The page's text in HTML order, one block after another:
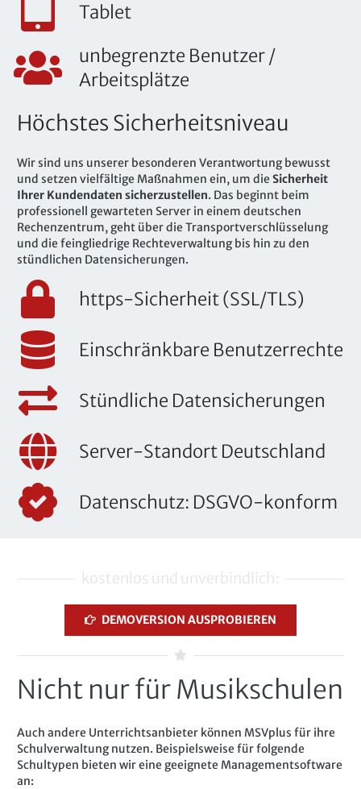
Tablet
unbegrenzte Benutzer /
Arbeitsplätze
Höchstes Sicherheitsniveau
Wir sind uns unserer besonderen Verantwortung bewusst
und setzen vielfältige Maßnahmen ein, um die Sicherheit
Ihrer Kundendaten sicherzustellen. Das beginnt beim
professionell gewarteten Server in einem deutschen
Rechenzentrum, geht über die Transportverschlüsselung
und die feingliedrige Rechteverwaltung bis hin zu den
stündlichen Datensicherungen.
https-Sicherheit (SSL/TLS)
Einschränkbare Benutzerrechte
Stündliche Datensicherungen
Server-Standort Deutschland
Datenschutz: DSGVO-konform
kostenlos und unverbindlich:
DEMOVERSION AUSPROBIEREN
Nicht nur für Musikschulen
Auch andere Unterrichtsanbieter können MSVplus für ihre
Schulverwaltung nutzen. Beispielsweise für folgende
Schultypen bieten wir eine geeignete Managementsoftware
an: